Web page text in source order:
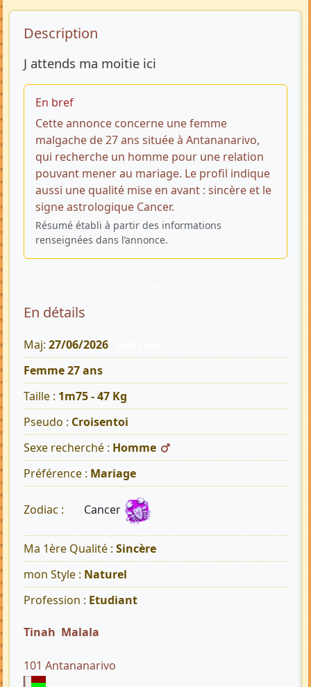
Description de l’annonce
Description
J attends ma moitie ici
En bref
Cette annonce concerne une femme
malgache de 27 ans située à Antananarivo,
qui recherche un homme pour une relation
pouvant mener au mariage. Le profil indique
aussi une qualité mise en avant : sincère et le
signe astrologique Cancer.
Résumé établi à partir des informations
renseignées dans l’annonce.
En détails
Maj: 27/06/2026
Femme 27 ans
Taille : 1m75 - 47 Kg
Pseudo : Croisentoi
Sexe recherché : Homme
Préférence : Mariage
Zodiac : Cancer
Ma 1ère Qualité : Sincère
mon Style : Naturel
Profession : Etudiant
Tinah Malala
101 Antananarivo